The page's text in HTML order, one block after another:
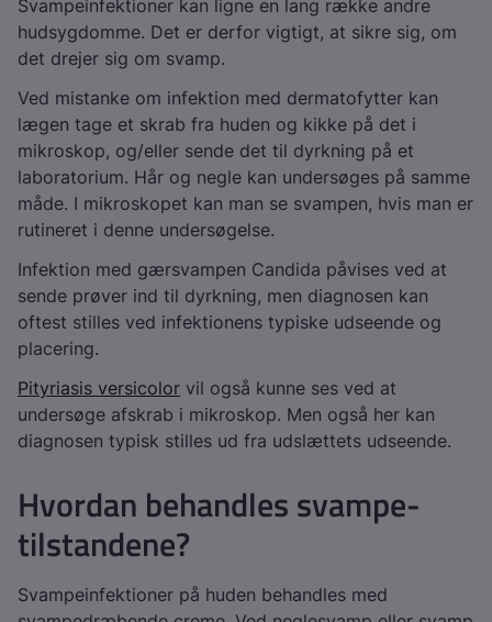
Svampeinfektioner kan ligne en lang række andre
hudsygdomme. Det er derfor vigtigt, at sikre sig, om
det drejer sig om svamp.
Ved mistanke om infektion med dermatofytter kan
lægen tage et skrab fra huden og kikke på det i
mikroskop, og/eller sende det til dyrkning på et
laboratorium. Hår og negle kan undersøges på samme
måde. I mikroskopet kan man se svampen, hvis man er
rutineret i denne undersøgelse.
Infektion med gærsvampen Candida påvises ved at
sende prøver ind til dyrkning, men diagnosen kan
oftest stilles ved infektionens typiske udseende og
placering.
Pityriasis versicolor vil også kunne ses ved at
undersøge afskrab i mikroskop. Men også her kan
diagnosen typisk stilles ud fra udslættets udseende.
Hvordan behandles svampe-
tilstandene?
Svampeinfektioner på huden behandles med